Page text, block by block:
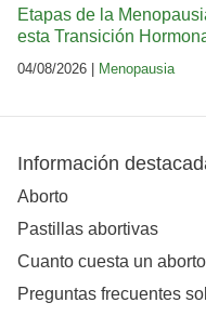
Etapas de la
esta Transición
04/08/2026 | Menopausia
Información
Aborto
Pastillas abortivas
Cuanto cuesta un aborto
Preguntas frecuentes